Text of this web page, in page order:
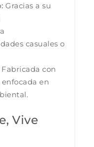
Gracias a su
casuales o
Fabricada con
en
Vive